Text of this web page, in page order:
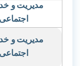
مدیریت و
اجتماعی
مدیریت و
اجتماعی